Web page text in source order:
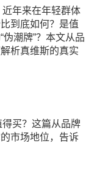
年来在年轻群体
到底如何？是值
潮牌”？本文从品
析真维斯的真实
买？这篇从品牌
市场地位，告诉